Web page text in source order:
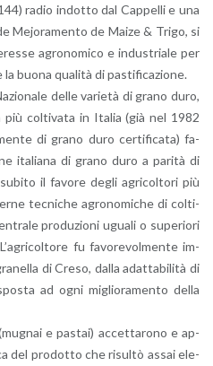
radio in­dot­to dal Cap­pel­li e una
Me­jo­ra­men­to de Maize & Trigo, si
agro­no­mi­co e in­du­stria­le per
buona qua­li­tà di pa­sti­fi­ca­zio­ne.
delle va­rie­tà di grano duro,
col­ti­va­ta in Ita­lia (già nel 1982
di grano duro cer­ti­fi­ca­ta) fa­
ita­lia­na di grano duro a pa­ri­tà di
il fa­vo­re degli agri­col­to­ri più
tec­ni­che agro­no­mi­che di col­ti­
pro­du­zio­ni ugua­li o su­pe­rio­ri
fu fa­vo­re­vol­men­te im­
di Creso, dalla adat­ta­bi­li­tà di
ad ogni mi­glio­ra­men­to della
e pa­stai) ac­cet­ta­ro­no e ap­
del pro­dot­to che ri­sul­tò assai ele­